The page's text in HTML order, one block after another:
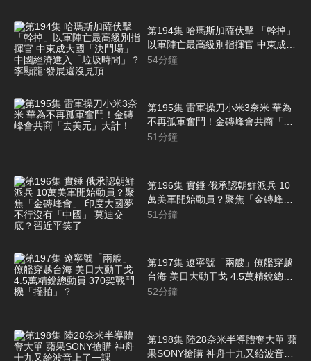
第194集 哈瑪斯加薩伏擊 「幹掉」
以軍陣亡最高級別指揮官 中東成大
國「決鬥場」 中國經濟進入「垃圾
54分鐘
第195集 雷軍操刀小米3奈米 華為
不再孤軍奮鬥！金磚峰會共商「去
美元」大計！
51分鐘
第196集 實錘 俄承認朝鮮派兵 10
萬美軍開始動員？聚焦「金磚峰
會」 印度大國夢 不行沒有「中
51分鐘
第197集 遼寧號「兩艘」僚艦穿越
台海 美日大動干戈 4.5萬精銳總動
員 370架戰鬥機「擺拍」？
52分鐘
第198集 陸28奈米半導體奪大單 蘋
果SONY搶購 神舟十九又給波音上